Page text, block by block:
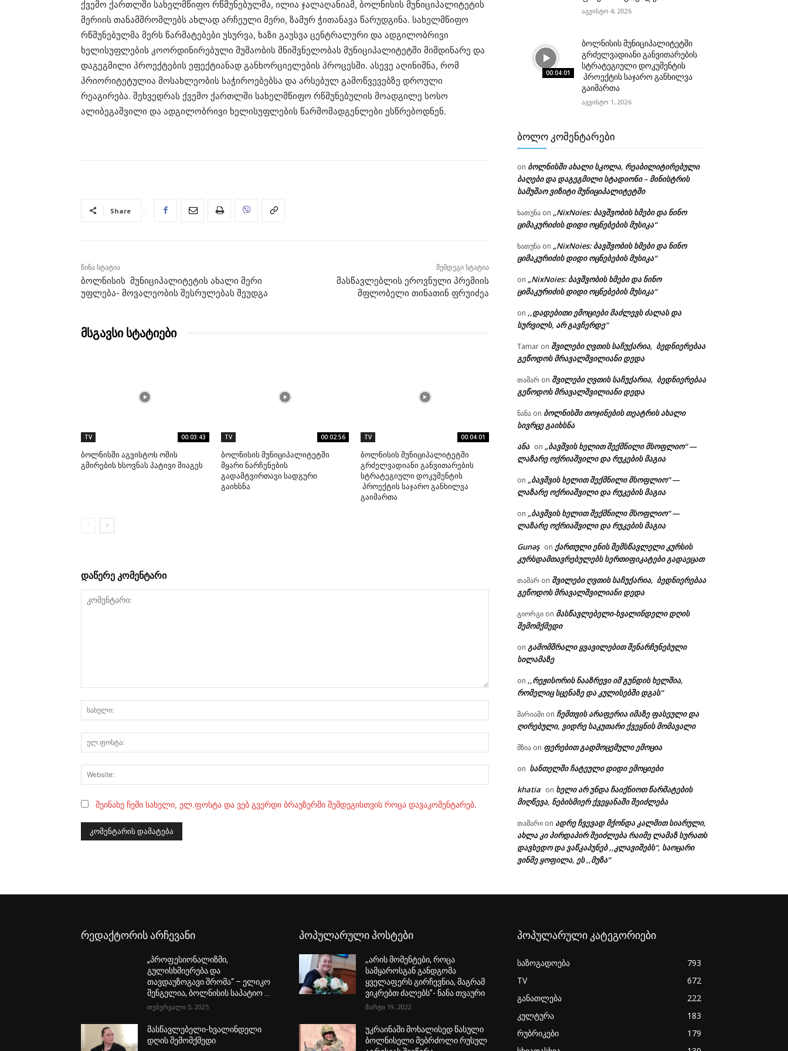
ქვემო ქართლში სახელმწიფო რწმუნებულმა, ილია ჯალაღანიამ, ბოლნისის მუნიციპალიტეტის
მერიის თანამშრომლებს ახლად არჩეული მერი, ზამურ ჭითანავა წარუდგინა. სახელმწიფო
რწმუნებულმა მერს წარმატებები უსურვა, ხაზი გაუსვა ცენტრალური და ადგილობრივი
ხელისუფლების კოორდინირებული მუშაობის მნიშვნელობას მუნიციპალიტეტში მიმდინარე და
დაგეგმილი პროექტების ეფექტიანად განხორციელების პროცესში. ასევე აღინიშნა, რომ
პრიორიტეტულია მოსახლეობის საჭიროებებსა და არსებულ გამოწვევებზე დროული
რეაგირება. შეხვედრას ქვემო ქართლში სახელმწიფო რწმუნებულის მოადგილე სოსო
ალიბეგაშვილი და ადგილობრივი ხელისუფლების წარმომადგენლები ესწრებოდნენ.
Share
წინა სტატია
ბოლნისის მუნიციპალიტეტის ახალი მერი
უფლება- მოვალეობის შესრულებას შეუდგა
შემდეგი სტატია
მასწავლებლის ეროვნული პრემიის
მფლობელი თინათინ ფრუიძეა
მსგავსი სტატიები
TV 00:03:43
ბოლნისში აგვისტოს ომის
გმირების ხსოვნას პატივი მიაგეს
TV 00:02:56
ბოლნისის მუნიციპალიტეტში
მყარი ნარჩენების
გადამტვირთავი სადგური
გაიხსნა
TV 00:04:01
ბოლნისის მუნიციპალიტეტში
გრძელვადიანი განვითარების
სტრატეგიული დოკუმენტის
პროექტის საჯარო განხილვა
გაიმართა
დაწერე კომენტარი
Website:
შეინახე ჩემი სახელი, ელ.ფოსტა და ვებ გვერდი ბრაუზერში შემდეგისთვის როცა დავაკომენტარებ.
აგვისტო 4, 2026
00:04:01
ბოლნისის მუნიციპალიტეტში
გრძელვადიანი განვითარების
სტრატეგიული დოკუმენტის
პროექტის საჯარო განხილვა
გაიმართა
აგვისტო 1, 2026
ᲑᲝᲚᲝ ᲙᲝᲛᲔᲜᲢᲐᲠᲔᲑᲘ
on ბოლნისში ახალი სკოლა, რეაბილიტირებული
ბაღები და დაგეგმილი სტადიონი – მინისტრის
სამუშაო ვიზიტი მუნიციპალიტეტში
ხათუნა on „NixNoies: ბავშვობის ხმები და ნინო
ციმაკურიძის დიდი ოცნებების მუსიკა“
ხათუნა on „NixNoies: ბავშვობის ხმები და ნინო
ციმაკურიძის დიდი ოცნებების მუსიკა“
on „NixNoies: ბავშვობის ხმები და ნინო
ციმაკურიძის დიდი ოცნებების მუსიკა“
on ,,დადებითი ემოციები მაძლევს ძალას და
სურვილს, არ გავჩერდე“
Tamar on შვილები ღვთის საჩუქარია, ბედნიერებაა
გეწოდოს მრავალშვილიანი დედა
თამარ on შვილები ღვთის საჩუქარია, ბედნიერებაა
გეწოდოს მრავალშვილიანი დედა
ნანა on ბოლნისში თოჯინების თეატრის ახალი
სივრცე გაიხსნა
ანა on „ბავშვის ხელით შექმნილი მსოფლიო“ —
ლაზარე ოქრიაშვილი და რუკების მაგია
on „ბავშვის ხელით შექმნილი მსოფლიო“ —
ლაზარე ოქრიაშვილი და რუკების მაგია
on „ბავშვის ხელით შექმნილი მსოფლიო“ —
ლაზარე ოქრიაშვილი და რუკების მაგია
Gunəş on ქართული ენის შემსწავლელი კურსის
კურსდამთავრებულებს სერთიფიკატები გადაეცათ
თამარ on შვილები ღვთის საჩუქარია, ბედნიერებაა
გეწოდოს მრავალშვილიანი დედა
გიორგი on მასწავლებელი-ხვალინდელი დღის
შემომქმედი
on გამომშრალი ყვავილებით შენარჩუნებული
სილამაზე
on ,,რეჟისორის ნააზრევი იმ გუნდის ხელშია,
რომელიც სცენაზე და კულისებში დგას“
მარიამი on ჩემთვის არაფერია იმაზე ფასეული და
ღირებული, ვიდრე საკუთარი ქვეყნის მომავალი
მზია on ფერებით გადმოცემული ემოცია
on სანთელში ჩატეული დიდი ემოციები
khatia on ხელი არ უნდა ჩაიქნიოთ წარმატების
მიღწევა, ნებისმიერ ქვეყანაში შეიძლება
თამარი on ადრე ჩვევად მქონდა კალმით სიარული,
ახლა კი პირდაპირ შეიძლება რაიმე ლამაზ სურათს
დავხედო და ვაწკაპუნებ ,,კლავიშებს“, საოცარი
ვინმე ყოფილა, ეს ,,მუზა“
რედაქტორის არჩევანი
„პროფესიონალიზმი,
გულისხმიერება და
თავდაუზოგავი შრომა“ – ელიკო
შენგელია, ბოლნისის საპატიო ...
თებერვალი 5, 2025
მასწავლებელი-ხვალინდელი
დღის შემომქმედი
პოპულარული პოსტები
,,არის მომენტები, როცა
სამყაროსგან განდგომა
ყველაფერს გირჩევნია, მაგრამ
ვიკრებთ ძალებს”- ნანა თვაური
მარტი 19, 2022
უკრაინაში მოხალისედ წასული
ბოლნისელი მებრძოლი რუსულ
პოპულარული კატეგორიები
საზოგადოება
793
TV
672
განათლება
222
კულტურა
183
რუბრიკები
179